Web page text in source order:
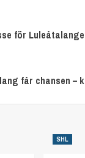
för
får chansen –
SHL